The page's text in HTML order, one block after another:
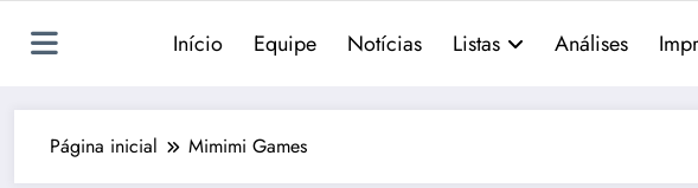
Início Equipe Notícias Listas Análises
Página inicial Mimimi Games